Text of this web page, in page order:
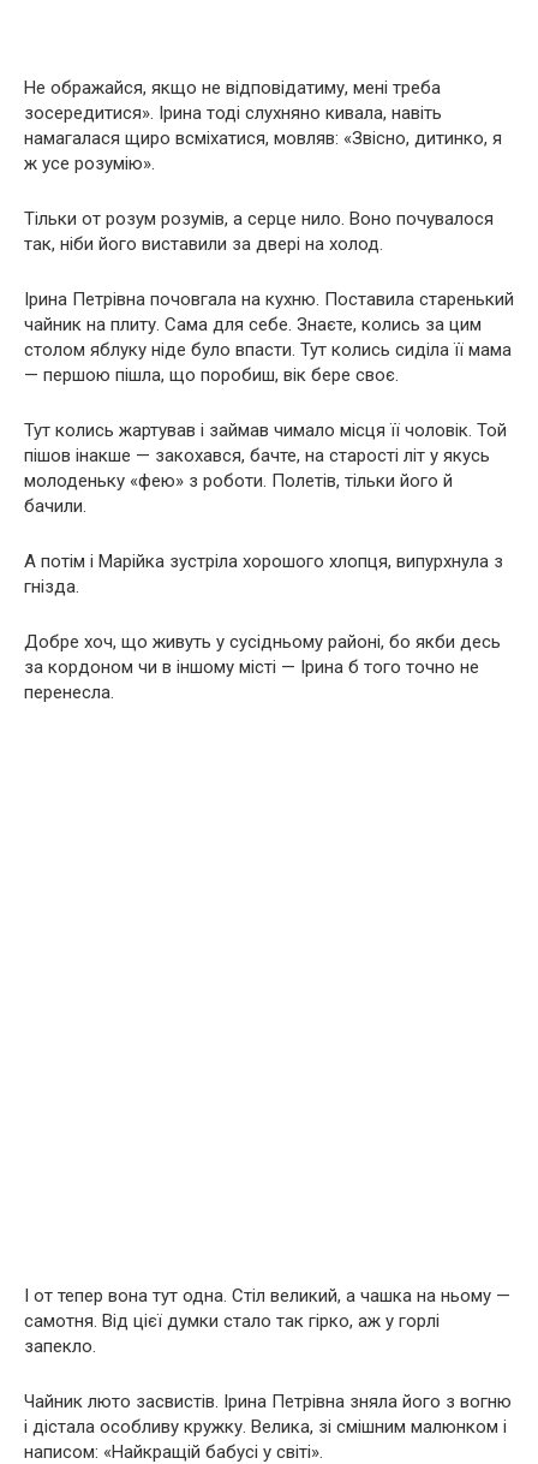
Не ображайся, якщо не відповідатиму, мені треба
зосередитися». Ірина тоді слухняно кивала, навіть
намагалася щиро всміхатися, мовляв: «Звісно, дитинко, я
ж усе розумію».
Тільки от розум розумів, а серце нило. Воно почувалося
так, ніби його виставили за двері на холод.
Ірина Петрівна почовгала на кухню. Поставила старенький
чайник на плиту. Сама для себе. Знаєте, колись за цим
столом яблуку ніде було впасти. Тут колись сиділа її мама
— першою пішла, що поробиш, вік бере своє.
Тут колись жартував і займав чимало місця її чоловік. Той
пішов інакше — закохався, бачте, на старості літ у якусь
молоденьку «фею» з роботи. Полетів, тільки його й
бачили.
А потім і Марійка зустріла хорошого хлопця, випурхнула з
гнізда.
Добре хоч, що живуть у сусідньому районі, бо якби десь
за кордоном чи в іншому місті — Ірина б того точно не
перенесла.
І от тепер вона тут одна. Стіл великий, а чашка на ньому —
самотня. Від цієї думки стало так гірко, аж у горлі
запекло.
Чайник люто засвистів. Ірина Петрівна зняла його з вогню
і дістала особливу кружку. Велика, зі смішним малюнком і
написом: «Найкращій бабусі у світі».